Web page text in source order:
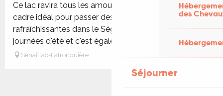
des
Séjourner
Ce lac ravira tous les amoureux de la nature. C'est le
cadre idéal pour passer des vacances
rafraîchissantes dans le Ségala lors des chaudes
journées d'été et c'est également ...
Sénaillac-Latronquière